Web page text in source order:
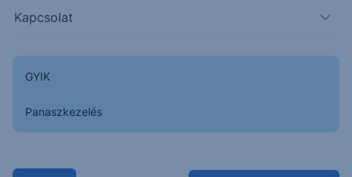
Kapcsolat
GYIK
Panaszkezelés
Napon belüli Historikus